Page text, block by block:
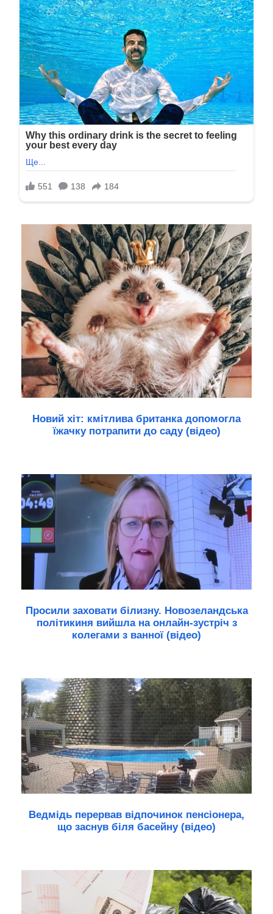
Новий хіт: кмітлива британка допомогла
їжачку потрапити до саду (відео)
Просили заховати білизну. Новозеландська
політикиня вийшла на онлайн-зустріч з
колегами з ванної (відео)
Ведмідь перервав відпочинок пенсіонера,
що заснув біля басейну (відео)